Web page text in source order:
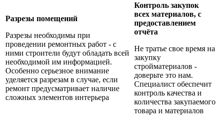
Разрезы помещений
Разрезы необходимы при
проведении ремонтных работ - с
ними строители будут обладать всей
необходимой им информацией.
Особенно серьезное внимание
уделяется разрезам в случае, если
ремонт предусматривает наличие
сложных элементов интерьера
Контроль закупок
всех материалов, с
предоставлением
отчёта
Не тратье свое время на
закупку
стройматериалов -
доверьте это нам.
Специалист обеспечит
контроль качества и
количества закупаемого
товара и материалов